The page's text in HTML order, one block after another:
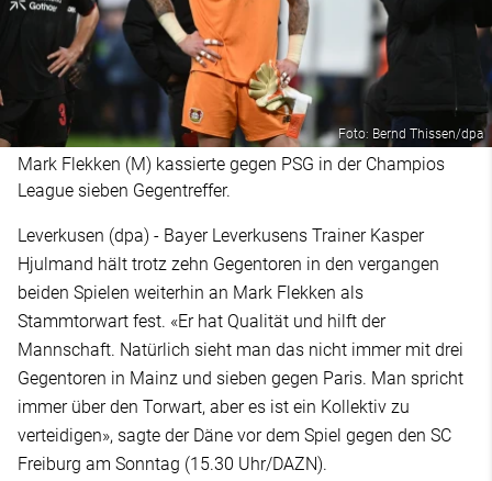
Foto: Bernd Thissen/dpa
Mark Flekken (M) kassierte gegen PSG in der Champios
League sieben Gegentreffer.
Leverkusen (dpa) - Bayer Leverkusens Trainer Kasper
Hjulmand hält trotz zehn Gegentoren in den vergangen
beiden Spielen weiterhin an Mark Flekken als
Stammtorwart fest. «Er hat Qualität und hilft der
Mannschaft. Natürlich sieht man das nicht immer mit drei
Gegentoren in Mainz und sieben gegen Paris. Man spricht
immer über den Torwart, aber es ist ein Kollektiv zu
verteidigen», sagte der Däne vor dem Spiel gegen den SC
Freiburg am Sonntag (15.30 Uhr/DAZN).